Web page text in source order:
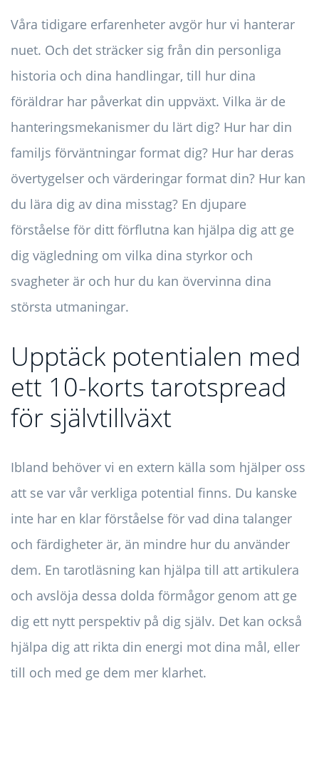
Våra tidigare erfarenheter avgör hur vi hanterar
nuet. Och det sträcker sig från din personliga
historia och dina handlingar, till hur dina
föräldrar har påverkat din uppväxt. Vilka är de
hanteringsmekanismer du lärt dig? Hur har din
familjs förväntningar format dig? Hur har deras
övertygelser och värderingar format din? Hur kan
du lära dig av dina misstag? En djupare
förståelse för ditt förflutna kan hjälpa dig att ge
dig vägledning om vilka dina styrkor och
svagheter är och hur du kan övervinna dina
största utmaningar.
Upptäck potentialen med
ett 10-korts tarotspread
för självtillväxt
Ibland behöver vi en extern källa som hjälper oss
att se var vår verkliga potential finns. Du kanske
inte har en klar förståelse för vad dina talanger
och färdigheter är, än mindre hur du använder
dem. En tarotläsning kan hjälpa till att artikulera
och avslöja dessa dolda förmågor genom att ge
dig ett nytt perspektiv på dig själv. Det kan också
hjälpa dig att rikta din energi mot dina mål, eller
till och med ge dem mer klarhet.